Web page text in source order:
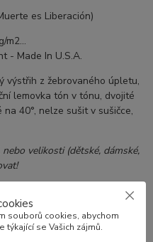
es Liberación)
m2...
- Made In U.S.A.
výstřih z žebrovaného úpletu,
lemovka tón v tónu, dvojité
40°, nelze sušit v sušičce,
velikosti (dětské, dámské,
souborů cookies, abychom
týkající se Vašich zájmů.